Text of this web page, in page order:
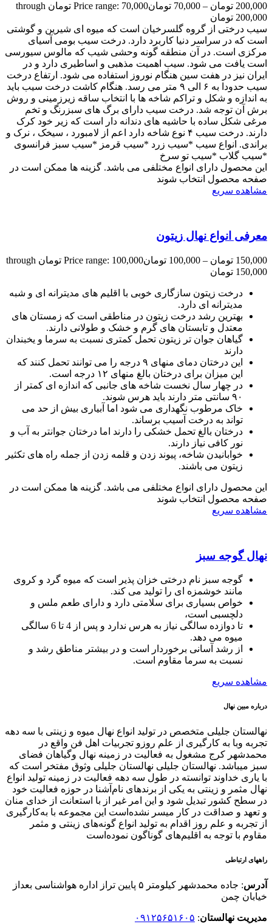
200,000 تومان –
70,000 تومان
Price range: 70,000 تومان through
200,000 تومان
سیب درختی از گروه گلسرخیان است که میوه ای شیرین و گوشتی
است که در سراسر دنیا کاربرد دارد. درخت سیب بومی آسیای
مرکزی است. در آن منطقه گونه وحشی شیب که مالوس سیورسی
است یافت می شود. سیب اهمیت مذهبی و اساطیری دارد و در
ایران نیز در هفت سین هنگام نوروز استفاده می شود. ارتفاع درخت
سیب حدودا به ۶ الی ۹ متر می رسد. هنگام کاشت درخت سیب باید
به اندازه و شکل و تراکم شاخه ها با انتخاب ساقه زیرزمینی و روش
برش آن توجه شد. درخت سیب دارای برگ های سبزرنگ و تخم
مرغی شکل ساده با حاشیه های دندانه دار است که زیر خود کرک
دارند. درخت سیب ۴ نوع شاخه دارد اعم از لامبورد ، سیخک ، نرک و
براندی. انواع سیب *سیب زرد *سیب قرمز *سیب سبز فرانسوی
*سیب گلاب *سیب تو سرخ
این محصول دارای انواع مختلفی می باشد. گزینه ها ممکن است در
صفحه محصول انتخاب شوند
مشاهده سریع
معرفی انواع نهال زیتون
150,000 تومان –
100,000 تومان
Price range: 100,000 تومان through
150,000 تومان
درخت زیتون سازگاری خوبی با اقلیم های مدیترانه ای و شبه
مدیترانه ای دارد.
بهترین رشد درخت زیتون در مناطقی است که زمستان های
معتدل و تابستان های گرم و خشک و طولانی دارند.
گیاهان جوان تر زیتون تحمل کمتری نسبت به سرما و یخبندان
دارند
این درختان دمای منهای ۹ درجه را می توانند تحمل کنند که
این میزان برای درختان بالغ منهای ۱۲ درجه است.
در چهار سال نخست شاخه های جانبی که اندازه ای کمتر از
۹۰ سانتی متر دارند باید هرس شوند.
خاک مرطوب نگهداری می شود اما آبیاری بیش از حد می
تواند به درخت آسیب برساند.
درختان بالغ تحمل خشکی را دارند اما درختان جوانتر به آب و
نور کافی نیاز دارند.
خوابانیدن شاخه، پیوند زدن و قلمه زدن از جمله راه های تکثیر
زیتون می باشند.
این محصول دارای انواع مختلفی می باشد. گزینه ها ممکن است در
صفحه محصول انتخاب شوند
مشاهده سریع
نهال گوجه سبز
گوجه سبز نام درختی خزان پذیر است که میوه گرد و کروی
مانند خوشمزه ای را تولید می کند.
خواص بسیاری برای سلامتی دارد و دارای طعم ملس و
دلچسبی است،
تا دوازده سالگی نیاز به هرس ندارد و پس از 4 تا 6 سالگی
میوه می دهد.
از رشد آسانی برخوردار است و در بیشتر مناطق رشد و
نسبت به سرما مقاوم است.
مشاهده سریع
درباره مبین نهال
نهالستان جلیلی متخصص در تولید انواع نهال میوه و زینتی با سه دهه
تجربه وبا به کارگیری از علم روزو تجربیات اهل فن واقع در
محمدشهر کرج مشغول به فعالیت در زمینه نهال وگیاهان فضای
سبز میباشد. نهالستان جلیلی نهالستان جلیلی وثوق مفتخر است که
با یاری خداوند توانسته در طول سه دهه فعالیت در زمینه تولید انواع
نهال مثمر و زینتی به یکی از برندهای نام‌آشنا در حوزه فعالیت خود
در سطح کشور تبدیل شود و این امر غیر از با استعانت از خدای منان
و تعهد و صداقت در کار میسر نشده‌است این مجموعه با به‌کارگیری
از تجربه و علم روز اقدام به تولید انواع گونه‌های زینتی و مثمر
مقاوم با توجه به اقلیم‌های گوناگون نموده‌است
راههای ارتباطی
آدرس
: جاده محمدشهر کیلومتر ۵ پایین تراز اداره هواشناسی بعداز
خیابان چمن
مدیریت نهالستان: ۰۹۱۲۵۶۵۱۶۰۵